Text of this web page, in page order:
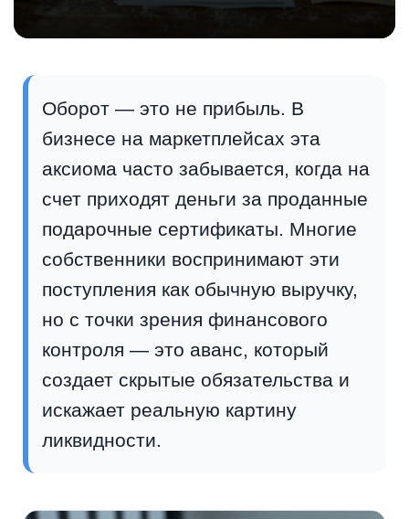
Оборот — это не прибыль. В
бизнесе на маркетплейсах эта
аксиома часто забывается, когда на
счет приходят деньги за проданные
подарочные сертификаты. Многие
собственники воспринимают эти
поступления как обычную выручку,
но с точки зрения финансового
контроля — это аванс, который
создает скрытые обязательства и
искажает реальную картину
ликвидности.